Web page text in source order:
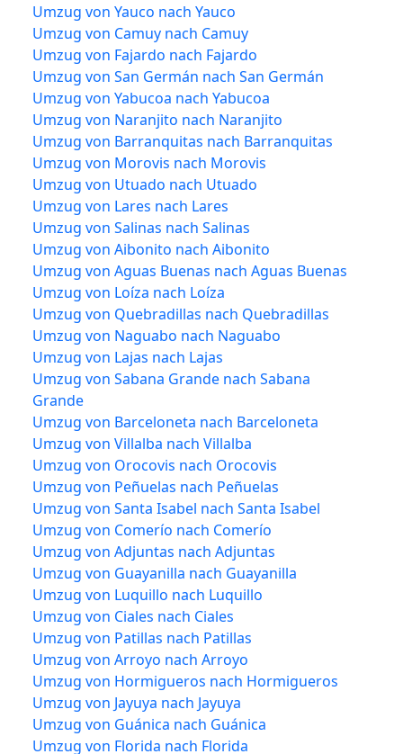
Umzug von Yauco nach Yauco
Umzug von Camuy nach Camuy
Umzug von Fajardo nach Fajardo
Umzug von San Germán nach San Germán
Umzug von Yabucoa nach Yabucoa
Umzug von Naranjito nach Naranjito
Umzug von Barranquitas nach Barranquitas
Umzug von Morovis nach Morovis
Umzug von Utuado nach Utuado
Umzug von Lares nach Lares
Umzug von Salinas nach Salinas
Umzug von Aibonito nach Aibonito
Umzug von Aguas Buenas nach Aguas Buenas
Umzug von Loíza nach Loíza
Umzug von Quebradillas nach Quebradillas
Umzug von Naguabo nach Naguabo
Umzug von Lajas nach Lajas
Umzug von Sabana Grande nach Sabana
Grande
Umzug von Barceloneta nach Barceloneta
Umzug von Villalba nach Villalba
Umzug von Orocovis nach Orocovis
Umzug von Peñuelas nach Peñuelas
Umzug von Santa Isabel nach Santa Isabel
Umzug von Comerío nach Comerío
Umzug von Adjuntas nach Adjuntas
Umzug von Guayanilla nach Guayanilla
Umzug von Luquillo nach Luquillo
Umzug von Ciales nach Ciales
Umzug von Patillas nach Patillas
Umzug von Arroyo nach Arroyo
Umzug von Hormigueros nach Hormigueros
Umzug von Jayuya nach Jayuya
Umzug von Guánica nach Guánica
Umzug von Florida nach Florida